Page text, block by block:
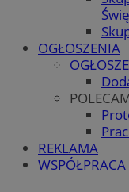
OGŁOSZENIA
REKLAMA
WSPÓŁPRACA